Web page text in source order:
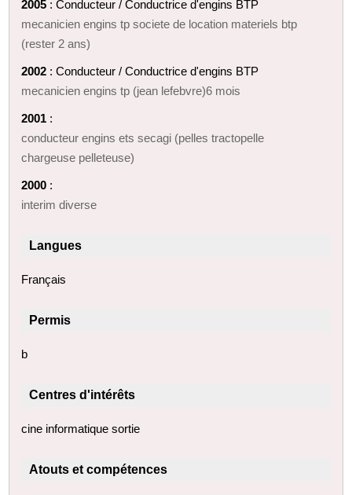
2005 : Conducteur / Conductrice d'engins BTP
mecanicien engins tp societe de location materiels btp
(rester 2 ans)
2002 : Conducteur / Conductrice d'engins BTP
mecanicien engins tp (jean lefebvre)6 mois
2001 :
conducteur engins ets secagi (pelles tractopelle
chargeuse pelleteuse)
2000 :
interim diverse
Langues
Français
Permis
b
Centres d'intérêts
cine informatique sortie
Atouts et compétences